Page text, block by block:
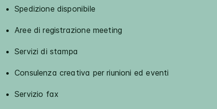
Spedizione disponibile
Aree di registrazione meeting
Servizi di stampa
Consulenza creativa per riunioni ed eventi
Servizio fax